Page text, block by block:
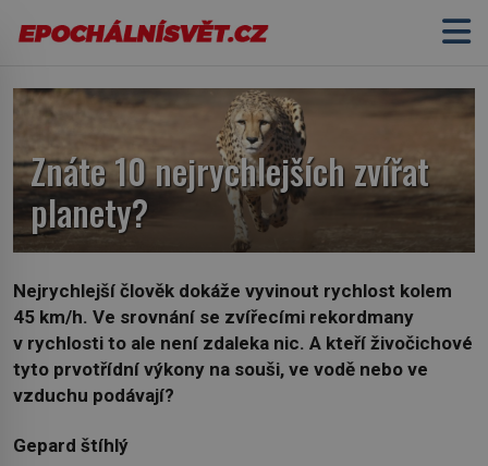
Znáte 10 nejrychlejších zvířat
planety?
Nejrychlejší člověk dokáže vyvinout rychlost kolem
45 km/h. Ve srovnání se zvířecími rekordmany
v rychlosti to ale není zdaleka nic. A kteří živočichové
tyto prvotřídní výkony na souši, ve vodě nebo ve
vzduchu podávají?
Gepard štíhlý